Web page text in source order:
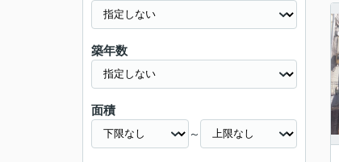
築年数
面積
～